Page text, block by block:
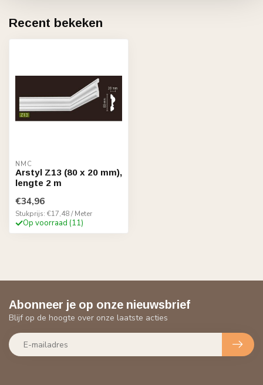
Recent bekeken
NMC
Arstyl Z13 (80 x 20 mm),
lengte 2 m
€34,96
Stukprijs: €17,48 / Meter
Op voorraad (11)
Abonneer je op onze nieuwsbrief
Blijf op de hoogte over onze laatste acties